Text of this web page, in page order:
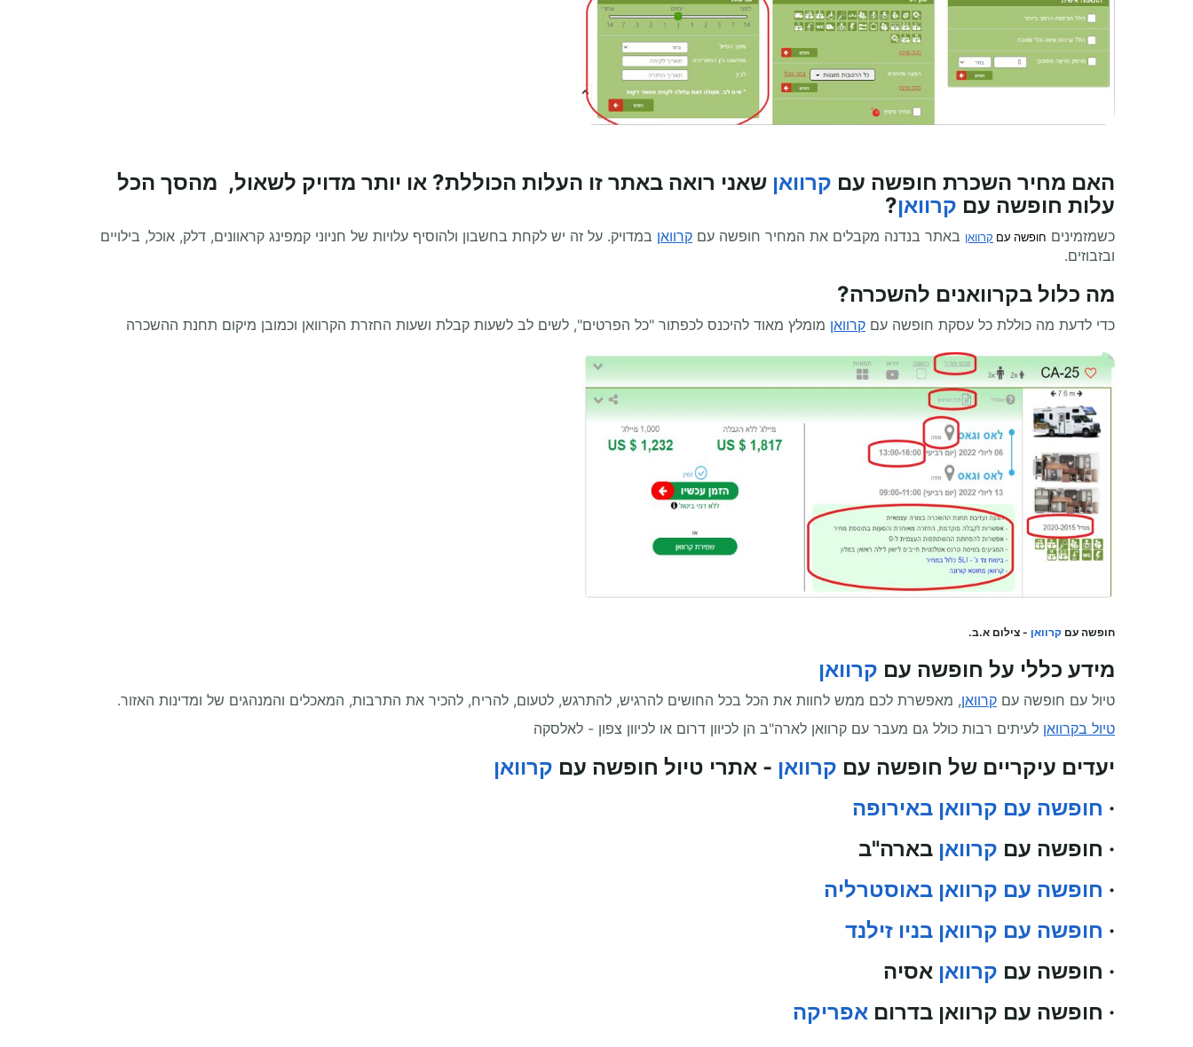
האם מחיר השכרת חופשה עם קרוואן שאני רואה באתר זו העלות הכוללת? או יותר מדויק לשאול, מהסך הכל
עלות חופשה עם קרוואן?
כשמזמינים חופשה עם קרוואן באתר בנדנה מקבלים את המחיר חופשה עם קרוואן במדויק. על זה יש לקחת בחשבון ולהוסיף עלויות של חניוני קמפינג קראוונים, דלק, אוכל, בילויים
ובזבוזים.
מה כלול בקרוואנים להשכרה?
כדי לדעת מה כוללת כל עסקת חופשה עם קרוואן מומלץ מאוד להיכנס לכפתור "כל הפרטים", לשים לב לשעות קבלת ושעות החזרת הקרוואן וכמובן מיקום תחנת ההשכרה
חופשה עם קרוואן - צילום א.ב.
מידע כללי על חופשה עם קרוואן
טיול עם חופשה עם קרוואן, מאפשרת לכם ממש לחוות את הכל בכל החושים להרגיש, להתרגש, לטעום, להריח, להכיר את התרבות, המאכלים והמנהגים של ומדינות האזור.
טיול בקרוואן לעיתים רבות כולל גם מעבר עם קרוואן לארה"ב הן לכיוון דרום או לכיוון צפון - לאלסקה
יעדים עיקריים של חופשה עם קרוואן - אתרי טיול חופשה עם קרוואן
· חופשה עם קרוואן באירופה
· חופשה עם קרוואן בארה"ב
· חופשה עם קרוואן באוסטרליה
· חופשה עם קרוואן בניו זילנד
· חופשה עם קרוואן אסיה
· חופשה עם קרוואן בדרום אפריקה